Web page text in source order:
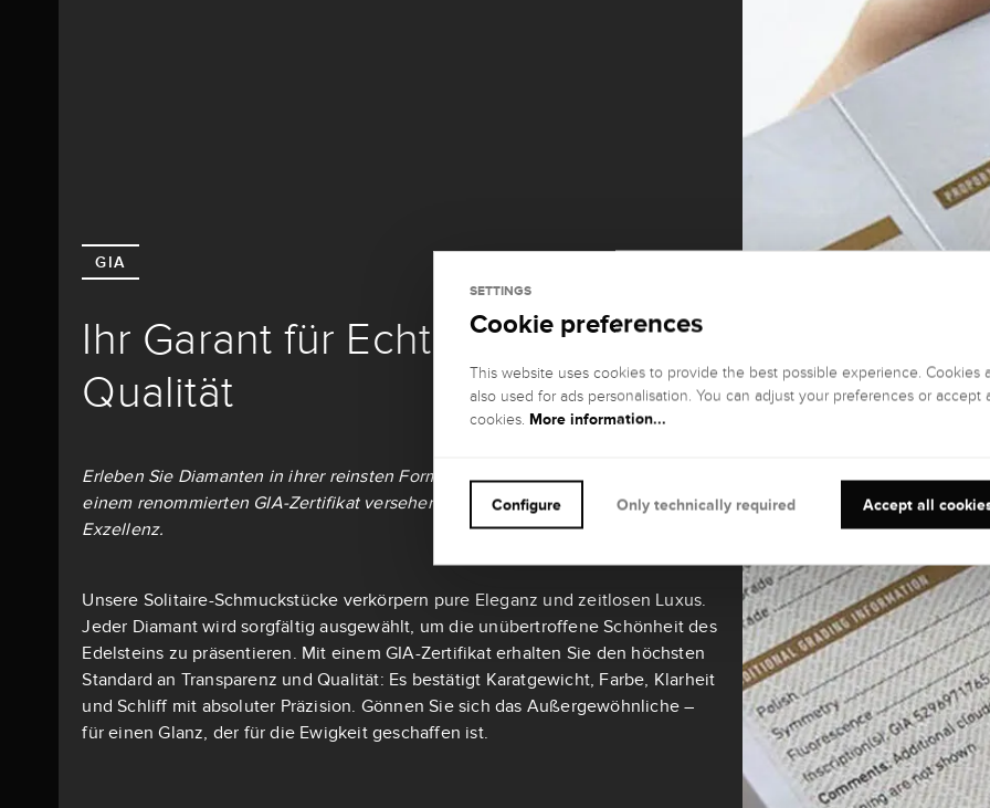
GIA
Ihr Garant für Echtheit und
Qualität
Erleben Sie Diamanten in ihrer reinsten Form: Alle Steine ab 0,3 Karat sind mit
einem renommierten GIA-Zertifikat versehen – dem ultimativen Maßstab für
Exzellenz.
Unsere Solitaire-Schmuckstücke verkörpern pure Eleganz und zeitlosen Luxus.
Jeder Diamant wird sorgfältig ausgewählt, um die unübertroffene Schönheit des
Edelsteins zu präsentieren. Mit einem GIA-Zertifikat erhalten Sie den höchsten
Standard an Transparenz und Qualität: Es bestätigt Karatgewicht, Farbe, Klarheit
und Schliff mit absoluter Präzision. Gönnen Sie sich das Außergewöhnliche –
für einen Glanz, der für die Ewigkeit geschaffen ist.
SETTINGS
Cookie preferences
This website uses cookies to provide the best possible experience. Cookies
also used for ads personalisation. You can adjust your preferences or accept
cookies. More information...
Accept all
Configure Only technically required